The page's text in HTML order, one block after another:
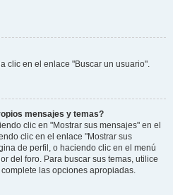
clic en el enlace "Buscar un usuario".
mensajes y temas?
clic en "Mostrar sus mensajes" en el
clic en el enlace "Mostrar sus
de perfil, o haciendo clic en el menú
del foro. Para buscar sus temas, utilice
las opciones apropiadas.